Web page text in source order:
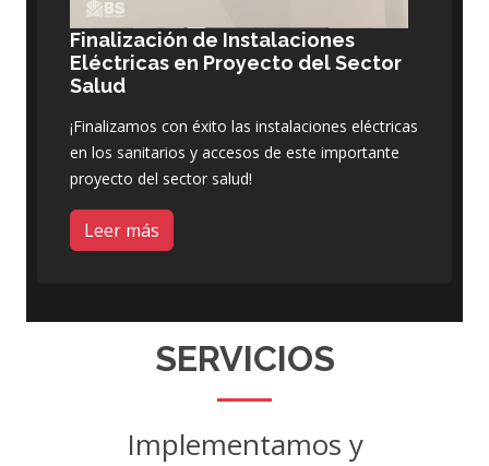
Finalización de Instalaciones
Eléctricas en Proyecto del Sector
Salud
¡Finalizamos con éxito las instalaciones eléctricas
en los sanitarios y accesos de este importante
proyecto del sector salud!
Leer más
SERVICIOS
Implementamos y